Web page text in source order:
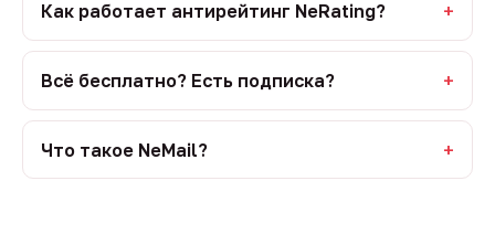
Как работает антирейтинг NeRating?
Всё бесплатно? Есть подписка?
Что такое NeMail?